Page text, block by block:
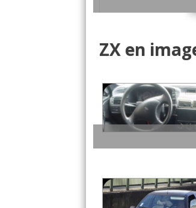
routes de
- Coût des pièces.
- Consommation
Défauts :-
-
Problèmes
ZX en